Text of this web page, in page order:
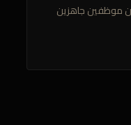
موظفين جاهزين